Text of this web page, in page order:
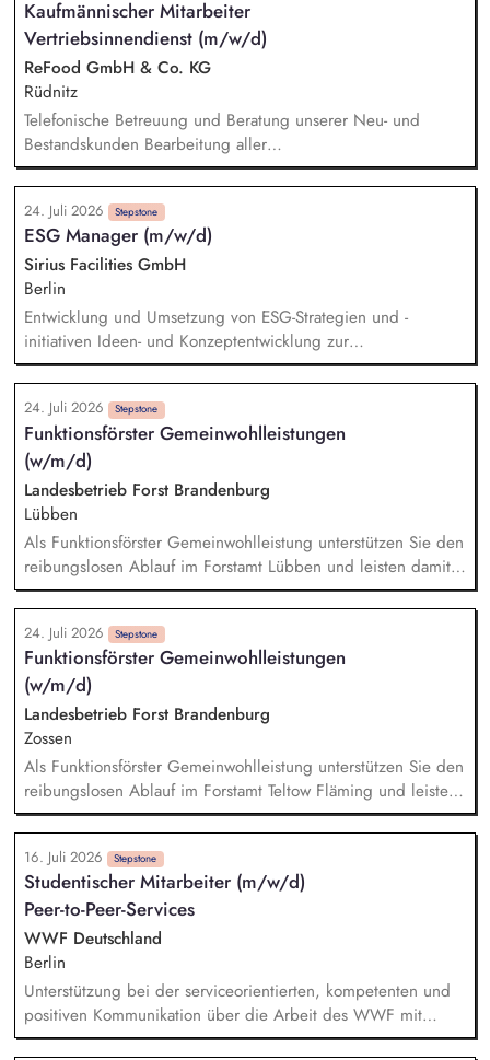
Vorbereitung, Steuerung, Durchführung und Nachbereitung
von Terminen mit satzungsgemäßen Gremien (Kuratorium,
Beirat). Analyse, Bewertung und Ausarbeitung von
Entscheidungsvorlagen sowie von strategischen und
operativen Aufgabenstellungen.
Kaufmännischer Mitarbeiter
Vertriebsinnendienst (m/w/d)
ReFood GmbH & Co. KG
Rüdnitz
Telefonische Betreuung und Beratung unserer Neu- und
Bestandskunden Bearbeitung aller
kaufmännischen/administrativen Themen im Tagesgeschäft
Unterstützung der Kollegen im Außendienst bei der Pflege
und Qualifizierung der Kundendaten sowie bei der Termin-
und Angebotsverfolgung Erstellung und Prüfung der
monatlichen Provisionsabrechnungen Bearbeitung der
Tagesberichte unserer Außendienstmitarbeiter Pflege der
Kundenanlage & Stammdatenverwaltung Bearbeitung von
Reklamationen und Erarbeitung von Lösungen für
Kundenanliegen
24. Juli 2026 Stepstone
ESG Manager (m/w/d)
Sirius Facilities GmbH
Berlin
Entwicklung und Umsetzung von ESG-Strategien und -
initiativen Ideen- und Konzeptentwicklung zur
Dekarbonisierung der Gewerbeparks Budgetierung konkreter
Nachhaltigkeitsmaßnahmen und Bewertung des CRREM-
Pfades Machbarkeitsstudien und technische Vorprüfung für
PV-, LED- und Heizungsprojekte Unterstützung bei der
Gebäudezertifizierung nach gängigen
Nachhaltigkeitsstandards Erstellung von Reports und
Präsentationen für interne und externe Stakeholder
24. Juli 2026 Stepstone
Funktionsförster Gemeinwohlleistungen
(w/m/d)
Landesbetrieb Forst Brandenburg
Lübben
Als Funktionsförster Gemeinwohlleistung unterstützen Sie den
reibungslosen Ablauf im Forstamt Lübben und leisten damit
einen sinnstiftenden Beitrag für Forstwirtschaft, Umwelt- und
Naturschutz. Planen, Koordinieren und Abstimmen aller
Angelegenheiten des forstlichen Arten-, Biotop- und
Gebietsschutzes im Forstamt und anleiten der
Revierleiter/innen auf diesem Fachgebiet, Zusammenarbeit
mit Behörden und Ehrenamt auf diesem Gebiet. Planen,
durchführen und abrechnen revierübergreifender
Maßnahmen der Waldpädagogik sowie der forstlichen
Bildungs- und Erziehungsarbeit.
24. Juli 2026 Stepstone
Funktionsförster Gemeinwohlleistungen
(w/m/d)
Landesbetrieb Forst Brandenburg
Zossen
Als Funktionsförster Gemeinwohlleistung unterstützen Sie den
reibungslosen Ablauf im Forstamt Teltow Fläming und leisten
damit einen sinnstiftenden Beitrag für Forstwirtschaft, Umwelt-
und Naturschutz. Planen, Koordinieren und Abstimmen aller
Angelegenheiten des forstlichen Arten-, Biotop- und
Gebietsschutzes im Forstamt und anleiten der
Revierleiter/innen auf diesem Fachgebiet, Zusammenarbeit
mit Behörden und Ehrenamt auf diesem Gebiet. Planen,
durchführen und abrechnen revierübergreifender
Maßnahmen der Waldpädagogik sowie der forstlichen
Bildungs- und Erziehungsarbeit.
16. Juli 2026 Stepstone
Studentischer Mitarbeiter (m/w/d)
Peer-to-Peer-Services
WWF Deutschland
Berlin
Unterstützung bei der serviceorientierten, kompetenten und
positiven Kommunikation über die Arbeit des WWF mit
finanziellen und nicht-finanziellen Unterstützer:innen sowie